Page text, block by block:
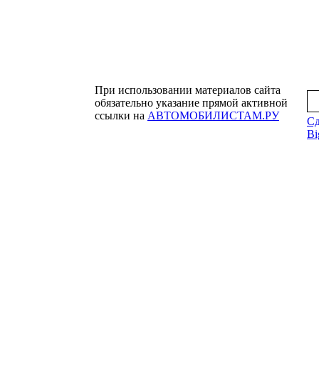
При использовании материалов сайта
обязательно указание прямой активной
ссылки на АВТОМОБИЛИСТАМ.РУ